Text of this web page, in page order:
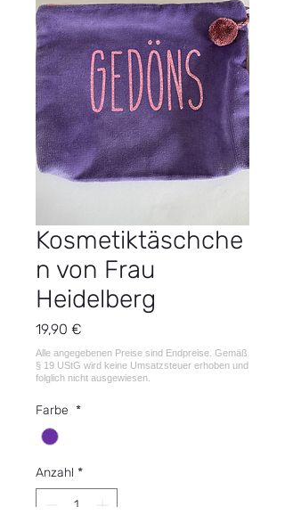
Kosmetiktäschche
n von Frau
Heidelberg
19,90 €
Farbe *
Anzahl *